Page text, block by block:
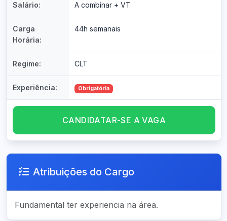
Salário: A combinar + VT
Carga
Horária:
44h semanais
Regime: CLT
Experiência: Obrigatória
CANDIDATAR-SE A VAGA
Atribuições do Cargo
Fundamental ter experiencia na área.